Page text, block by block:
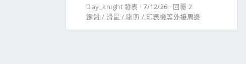
Day_knight 發表 7/12/26
回覆 2
鍵盤 / 滑鼠 / 喇叭 / 印表機等外接周邊